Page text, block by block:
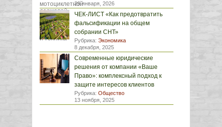
29 января, 2026
ЧЕК-ЛИСТ «Как предотвратить
фальсификации на общем
собрании СНТ»
Рубрика: Экономика
8 декабря, 2025
Современные юридические
решения от компании «Ваше
Право»: комплексный подход к
защите интересов клиентов
Рубрика: Общество
13 ноября, 2025